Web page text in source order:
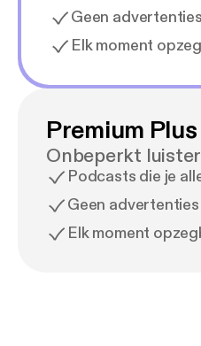
Geen
Elk moment
Premium Plus
Onbeperkt
Podcasts die je
Geen
Elk moment